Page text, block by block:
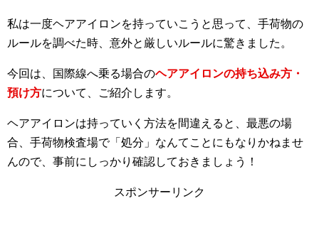
私は一度ヘアアイロンを持っていこうと思って、手荷物の
ルールを調べた時、意外と厳しいルールに驚きました。
今回は、国際線へ乗る場合のヘアアイロンの持ち込み方・
預け方について、ご紹介します。
ヘアアイロンは持っていく方法を間違えると、最悪の場
合、手荷物検査場で「処分」なんてことにもなりかねませ
んので、事前にしっかり確認しておきましょう！
スポンサーリンク